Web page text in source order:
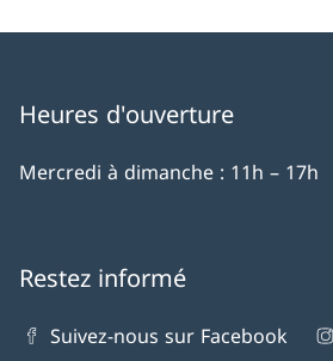
Heures d'ouverture
Mercredi à dimanche : 11h – 17h
Restez informé
Suivez-nous sur Facebook